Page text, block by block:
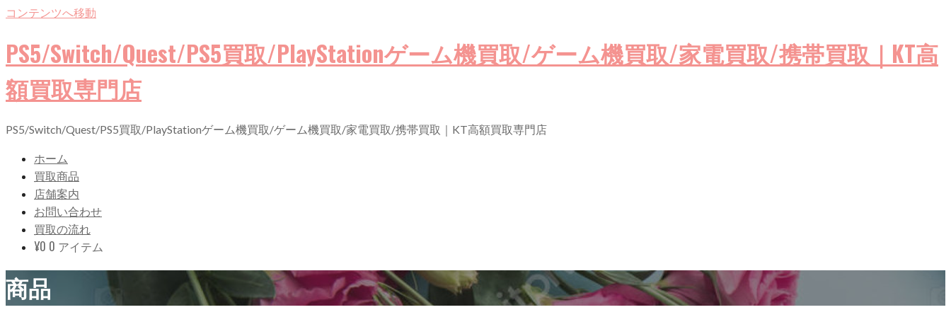
コンテンツへ移動
PS5/Switch/Quest/PS5買取/PlayStationゲーム機買取/ゲーム機買取/家電買取/携帯買取｜KT高
額買取専門店
PS5/Switch/Quest/PS5買取/PlayStationゲーム機買取/ゲーム機買取/家電買取/携帯買取｜KT高額買取専門店
ホーム
買取商品
店舗案内
お問い合わせ
買取の流れ
¥0 0 アイテム
商品